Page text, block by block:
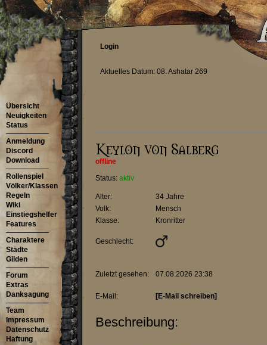
Login
Aktuelles Datum: 08. Ashatar 269
Übersicht
Neuigkeiten
Status
Anmeldung
Discord
Download
Rollenspiel
Völker/Klassen
Regeln
Wiki
Einstiegshelfer
Features
Charaktere
Städte
Gilden
Forum
Extras
Danksagung
Team
Impressum
Datenschutz
Haftung
offline
Status: aktiv
Alter:
34 Jahre
Volk:
Mensch
Klasse:
Kronritter
Geschlecht:
Zuletzt gesehen: 07.08.2026 23:38
E-Mail: [E-Mail schreiben]
Beschreibung: